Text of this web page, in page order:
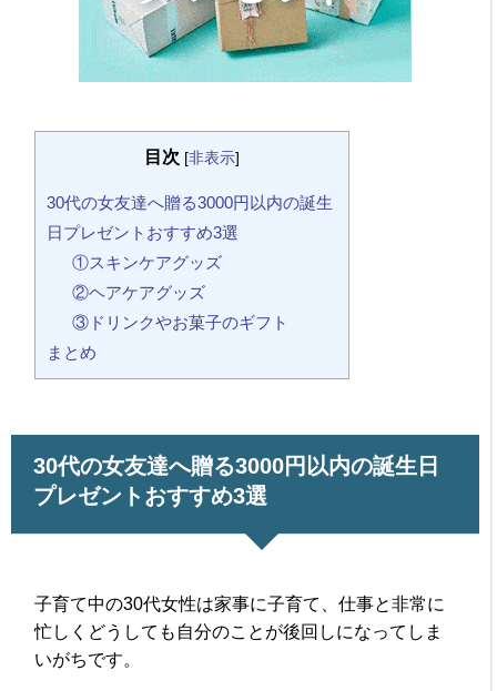
目次 [非表示]
30代の女友達へ贈る3000円以内の誕生
日プレゼントおすすめ3選
①スキンケアグッズ
②ヘアケアグッズ
③ドリンクやお菓子のギフト
まとめ
30代の女友達へ贈る3000円以内の誕生日
プレゼントおすすめ3選
子育て中の30代女性は家事に子育て、仕事と非常に
忙しくどうしても自分のことが後回しになってしま
いがちです。